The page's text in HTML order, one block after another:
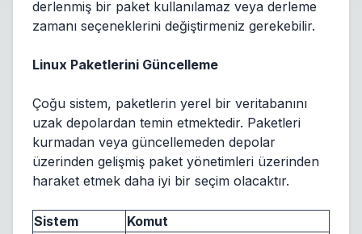
derlenmiş bir paket kullanılamaz veya derleme
zamanı seçeneklerini değiştirmeniz gerekebilir.
Linux Paketlerini Güncelleme
Çoğu sistem, paketlerin yerel bir veritabanını
uzak depolardan temin etmektedir. Paketleri
kurmadan veya güncellemeden depolar
üzerinden gelişmiş paket yönetimleri üzerinden
haraket etmek daha iyi bir seçim olacaktır.
Sistem
Komut